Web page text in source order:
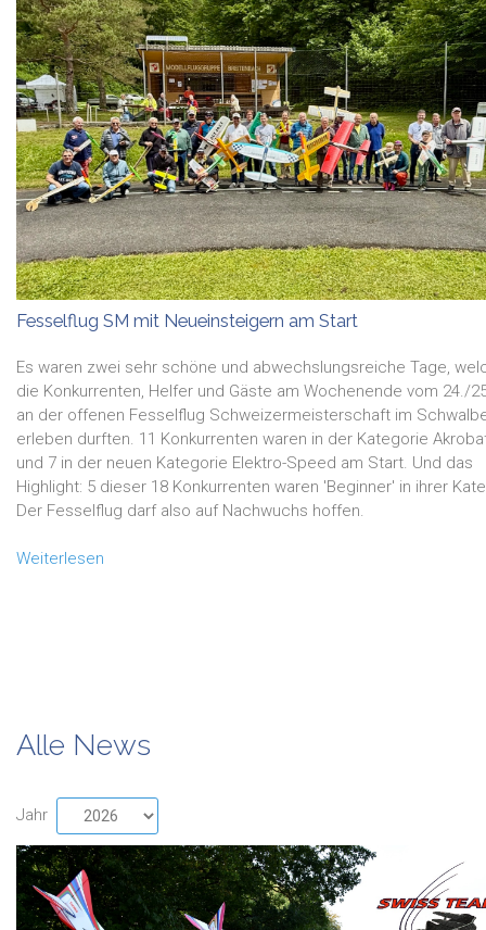
Fesselflug SM mit Neueinsteigern am Start
Es waren zwei sehr schöne und abwechslungsreiche Tage,
die Konkurrenten, Helfer und Gäste am Wochenende vom 24./
an der offenen Fesselflug Schweizermeisterschaft im
erleben durften. 11 Konkurrenten waren in der Kategorie
und 7 in der neuen Kategorie Elektro-Speed am Start. Und das
Highlight: 5 dieser 18 Konkurrenten waren 'Beginner' in ihrer
Der Fesselflug darf also auf Nachwuchs hoffen.
Weiterlesen
Alle News
Jahr